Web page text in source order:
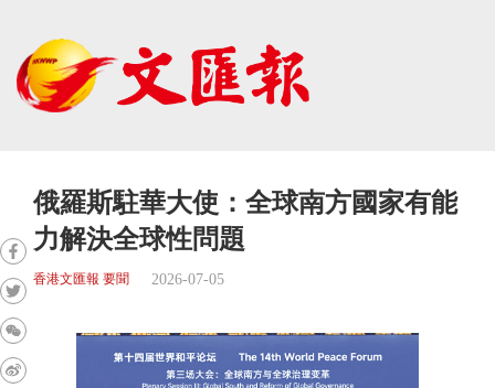
俄羅斯駐華大使：全球南方國家有能
力解決全球性問題
香港文匯報 要聞 2026-07-05